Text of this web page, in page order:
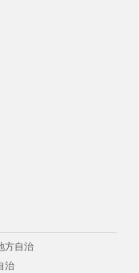
方自治
治